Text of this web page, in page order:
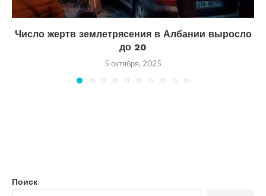
Число жертв землетрясения в Албании выросло
до 20
5 октября, 2025
Поиск